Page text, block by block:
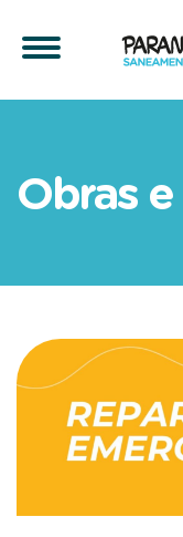
Obras